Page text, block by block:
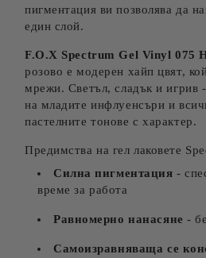
пигментация ви позволява да
един слой.
F.O.X Spectrum Gel Vinyl 075
розово е модерен хайп цвят,
мрежи. Светъл, сладък и игрив
на младите инфлуенсъри и
пастелните тонове с характер.
Предимства на гел лаковете
Силна пигментация -
време за работа
Равномерно нанасяне -
Самоизравняваща се